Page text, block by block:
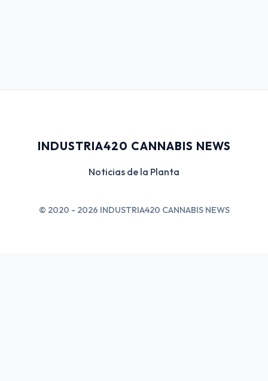
INDUSTRIA420 CANNABIS NEWS
Noticias de la Planta
© 2020 - 2026 INDUSTRIA420 CANNABIS NEWS